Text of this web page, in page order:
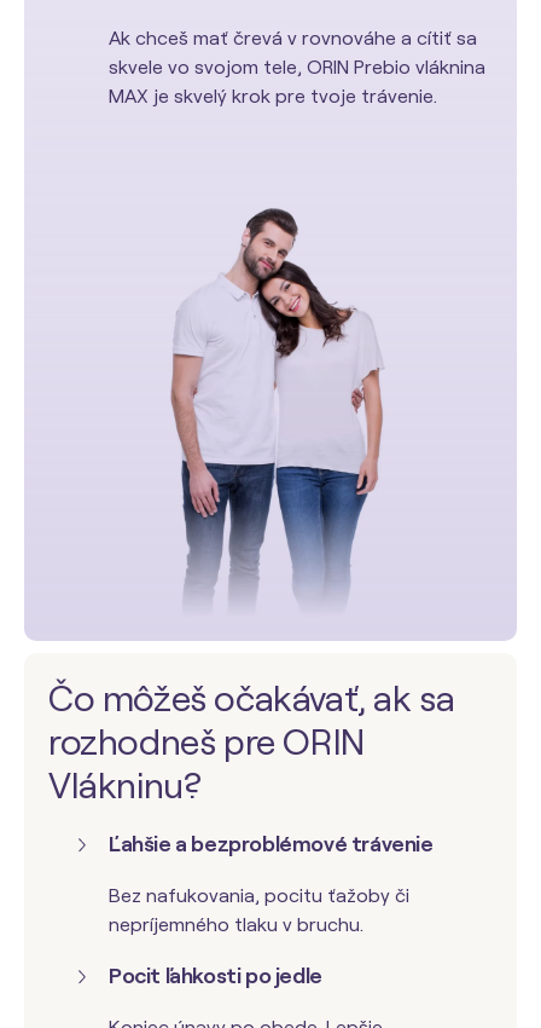
Ak chceš mať črevá v rovnováhe a cítiť sa
skvele vo svojom tele, ORIN Prebio vláknina
MAX je skvelý krok pre tvoje trávenie.
Čo môžeš očakávať, ak sa
rozhodneš pre ORIN
Vlákninu?
Ľahšie a bezproblémové trávenie
Bez nafukovania, pocitu ťažoby či
nepríjemného tlaku v bruchu.
Pocit ľahkosti po jedle